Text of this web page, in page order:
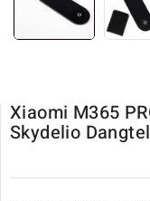
Xiaomi M365
Skydelio